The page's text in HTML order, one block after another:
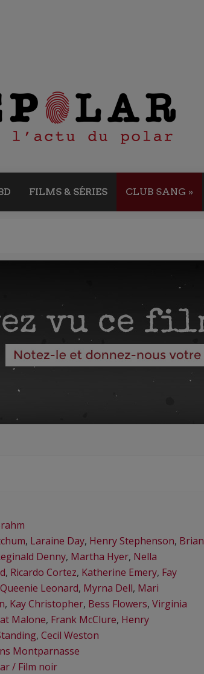
FILMS & SÉRIES CLUB SANG »
, Laraine Day, Henry Stephenson, Brian
Denny, Martha Hyer, Nella
, Ricardo Cortez, Katherine Emery, Fay
Queenie Leonard, Myrna Dell, Mari
, Kay Christopher, Bess Flowers, Virginia
Malone, Frank McClure, Henry
, Cecil Weston
Montparnasse
/ Film noir